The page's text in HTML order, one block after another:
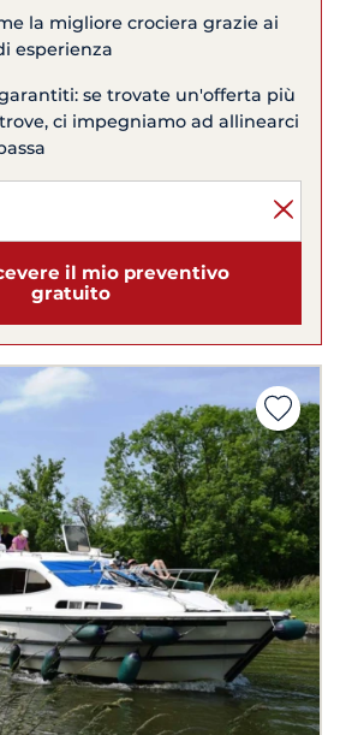
la migliore crociera grazie ai
esperienza
se trovate un'offerta più
ci impegniamo ad allinearci
il mio preventivo
gratuito